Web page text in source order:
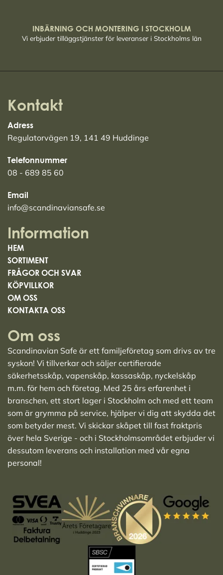
INBÄRNING OCH MONTERING I STOCKHOLM
Vi erbjuder tilläggstjänster för leveranser i Stockholms län
Kontakt
Adress
Regulatorvägen 19, 141 49 Huddinge
Telefonnummer
08 - 689 85 60
Email
info@scandinaviansafe.se
Information
HEM
SORTIMENT
FRÅGOR OCH SVAR
KÖPVILLKOR
OM OSS
KONTAKTA OSS
Om oss
Scandinavian Safe är ett familjeföretag som drivs av tre
syskon! Vi tillverkar och säljer certifierade
säkerhetsskåp, vapenskåp, kassaskåp, nyckelskåp
m.m. för hem och företag. Med 25 års erfarenhet i
branschen, ett stort lager i Stockholm och med ett team
som är grymma på service, hjälper vi dig att skydda det
som betyder mest. Vi skickar skåpet till fast fraktpris
över hela Sverige - och i Stockholmsområdet erbjuder vi
dessutom leverans och installation med vår egna
personal!